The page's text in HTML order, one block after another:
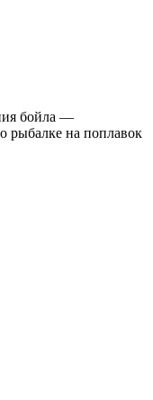
бойла —
рыбалке на поплавок